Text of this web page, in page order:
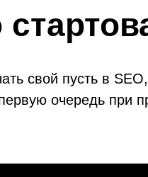
свой пусть в
очередь при